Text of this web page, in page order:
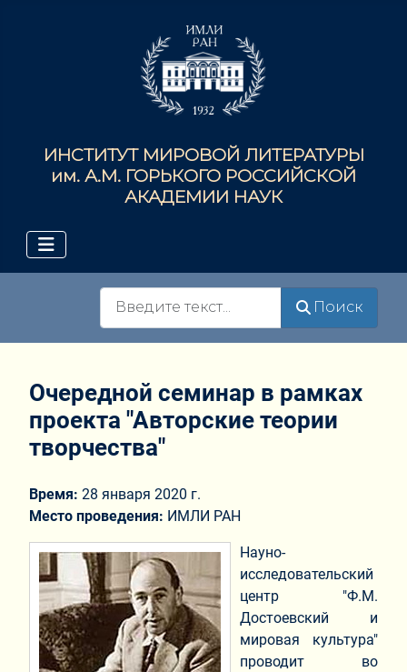
ИНСТИТУТ МИРОВОЙ ЛИТЕРАТУРЫ
им. А.М. ГОРЬКОГО РОССИЙСКОЙ
АКАДЕМИИ НАУК
Поиск
Очередной семинар в рамках
проекта "Авторские теории
творчества"
Время: 28 января 2020 г.
Место проведения: ИМЛИ РАН
Науно-
исследовательский
центр "Ф.М.
Достоевский и
мировая культура"
проводит во